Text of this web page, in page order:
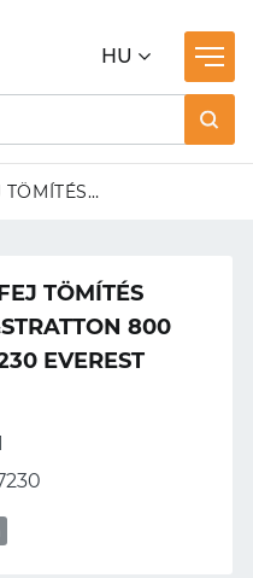
HU
TÖMÍTÉS
TÖMÍTÉS
800
EVEREST